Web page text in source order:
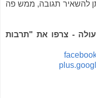
להשאיר תגובה, ממש פה
- צרפו את "תרבות